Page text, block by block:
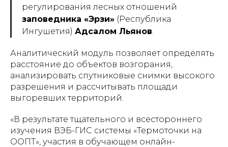
регулирования лесных отношений
заповедника «Эрзи» (Республика
Ингушетия) Адсалом Льянов
Аналитический модуль позволяет определять
расстояние до объектов возгорания,
анализировать спутниковые снимки высокого
разрешения и рассчитывать площади
выгоревших территорий.
«В результате тщательного и всестороннего
изучения ВЭБ-ГИС системы «Термоточки на
ООПТ», участия в обучающем онлайн-